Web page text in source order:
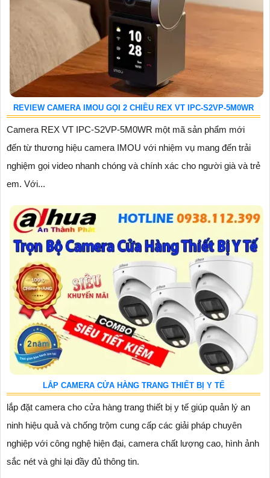
REVIEW CAMERA IMOU GỌI 2 CHIỀU REX VT IPC-S2VP-5M0WR
Camera REX VT IPC-S2VP-5M0WR một mã sản phẩm mới
đến từ thương hiệu camera IMOU với nhiệm vụ mang đến trải
nghiệm gọi video nhanh chóng và chính xác cho người già và trẻ
em. Với...
LẮP CAMERA CỬA HÀNG TRANG THIẾT BỊ Y TẾ
lắp đặt camera cho cửa hàng trang thiết bị y tế giúp quản lý an
ninh hiệu quả và chống trộm cung cấp các giải pháp chuyên
nghiệp với công nghệ hiện đại, camera chất lượng cao, hình ảnh
sắc nét và ghi lại đầy đủ thông tin.